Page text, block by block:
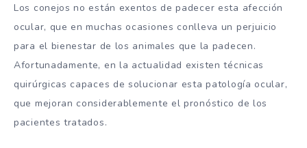
Los conejos no están exentos de padecer esta afección
ocular, que en muchas ocasiones conlleva un perjuicio
para el bienestar de los animales que la padecen.
Afortunadamente, en la actualidad existen técnicas
quirúrgicas capaces de solucionar esta patología ocular,
que mejoran considerablemente el pronóstico de los
pacientes tratados.